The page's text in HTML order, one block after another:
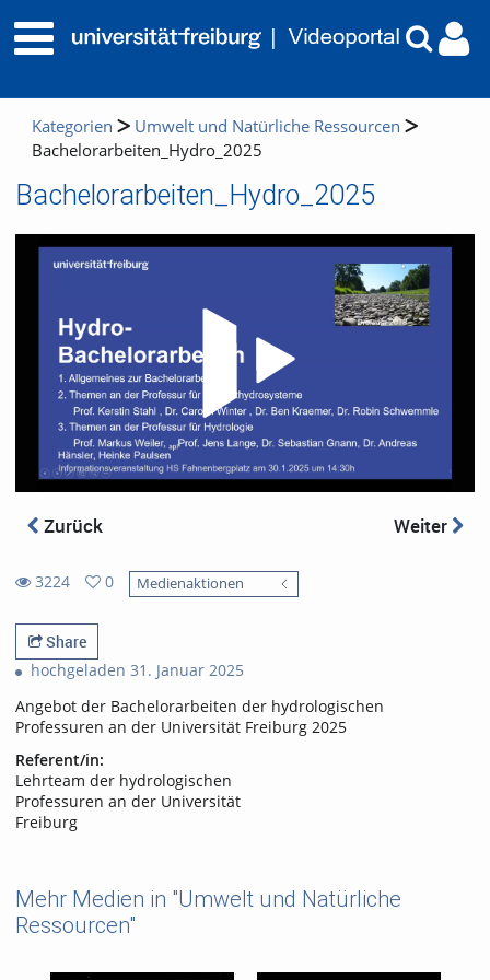
Kategorien
Umwelt und Natürliche Ressourcen
Bachelorarbeiten_Hydro_2025
Bachelorarbeiten_Hydro_2025
Zurück Weiter
3224
views
0
favorites
Medienaktionen
Share
hochgeladen 31. Januar 2025
Angebot der Bachelorarbeiten der hydrologischen
Professuren an der Universität Freiburg 2025
Referent/in:
Lehrteam der hydrologischen
Professuren an der Universität
Freiburg
Mehr Medien in "Umwelt und Natürliche
Ressourcen"